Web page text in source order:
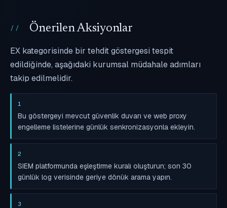
Önerilen Aksiyonlar
EX kategorisinde bir tehdit göstergesi tespit
edildiğinde, aşağıdaki kurumsal müdahale adımları
takip edilmelidir.
1
Bu göstergeyi mevcut güvenlik duvarı ve web proxy
engelleme listelerine günlük senkronizasyonla ekleyin.
2
SIEM platformunda eşleştirme kuralı oluşturun; son 30
günlük log verisinde geriye dönük arama yapın.
3